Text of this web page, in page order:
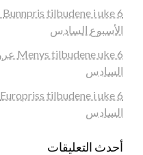
الأسبوع السادس
السادس
السادس
أحدث التعليقات